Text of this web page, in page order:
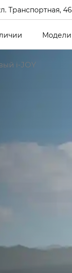
Транспортная, 46
Модели
i‑JOY